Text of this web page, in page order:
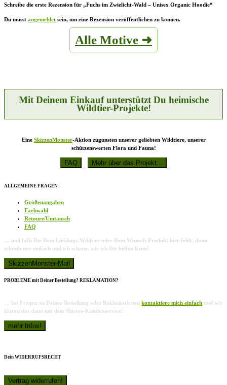
Schreibe die erste Rezension für „Fuchs im Zwielicht-Wald – Unisex Organic Hoodie“
Du musst angemeldet sein, um eine Rezension veröffentlichen zu können.
Alle Motive ➜
Mit Deinem Einkauf unterstützt Du heimische
Wildtier-Projekte!
Eine SkizzenMonster-Aktion zugunsten unserer geliebten Wildtiere, unserer
schützenswerten Flora und Fauna!
ALLGEMEINE FRAGEN
Größenangaben
Farbwahl
Retoure/Umtausch
FAQ
… und falls Dir Dein Lieblings-Wildtier oder Dein Wunsch-Produkt hier fehlt, dann
schreib mir einfach und ich schaue, wie ich Dir helfen kann!
PROBLEME mit Deiner Bestellung? REKLAMATION?
… bei Fragen zu Deiner Bestellung oder Reklamationen kontaktiere mich einfach und wir
klären das dann mit dem Shirtee-Kundenservice!
Dein WIDERRUFSRECHT